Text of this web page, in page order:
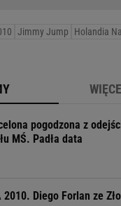
Jimmy Jump
Holandia
pogodzona z
MŚ. Padła data
2010. Diego Forlan ze